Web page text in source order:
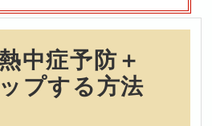
中症予防＋
プする方法